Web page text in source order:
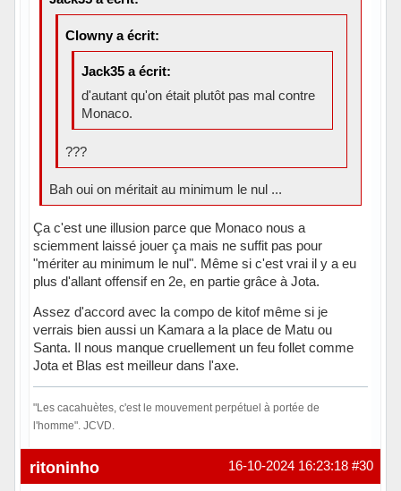
Clowny a écrit:
Jack35 a écrit:
d'autant qu'on était plutôt pas mal contre
Monaco.
???
Bah oui on méritait au minimum le nul ...
Ça c'est une illusion parce que Monaco nous a
sciemment laissé jouer ça mais ne suffit pas pour
"mériter au minimum le nul". Même si c'est vrai il y a eu
plus d'allant offensif en 2e, en partie grâce à Jota.
Assez d'accord avec la compo de kitof même si je
verrais bien aussi un Kamara a la place de Matu ou
Santa. Il nous manque cruellement un feu follet comme
Jota et Blas est meilleur dans l'axe.
"Les cacahuètes, c'est le mouvement perpétuel à portée de
l'homme". JCVD.
Hors ligne #30
16-10-2024 16:23:18
ritoninho